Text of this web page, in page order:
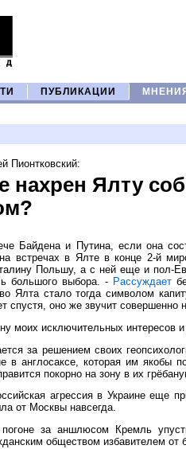
ПУБЛИКАЦИИ МНЕНИЯ
Пионтковский:
нахрен Ялту
Байдена и Путина, если она
встречах в Ялте в конце 2-й
Польшу, а с ней еще и пол-
большого выбора. - Рассуждает
Ялта стало тогда символом
спустя, оно же звучит
моих исключительных интересов
за решением своих
в англосаксе, которая им якобы
покорно на зону в их
агрессия в Украине еще
от Москвы навсегда.
за аншлюсом Кремль
обществом избавителем от